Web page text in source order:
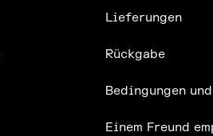
Lieferungen
Rückgabe
Bedingungen
Einem Freund